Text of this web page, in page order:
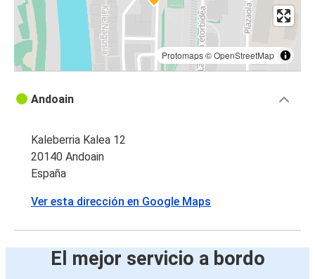
Protomaps©OpenStreetMap
Andoain
Kaleberria Kalea 12
20140 Andoain
España
Ver esta dirección en Google Maps
El mejor servicio a bordo